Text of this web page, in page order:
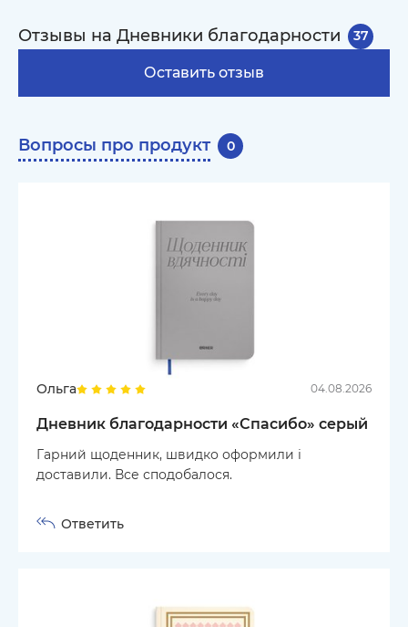
Отзывы на Дневники благодарности 37
Оставить отзыв
Вопросы про продукт 0
Ольга 04.08.2026
Дневник благодарности «Спасибо» серый
Гарний щоденник, швидко оформили і
доставили. Все сподобалося.
Ответить